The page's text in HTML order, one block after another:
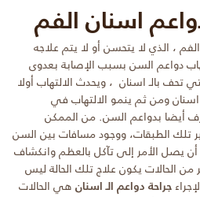
اسنان الفم
، الذي لا يتحسن أو لا يتم علاجه
دواعم السن بسبب الإصابة بعدوى
تحف بالـ اسنان ، ويحدث الالتهاب أولا
ومن ثم ينمو الالتهاب في
أيضا بدواعم السن. من الممكن
تلك الطبقات، ووجود مسافات بين السن
يصل الأمر إلى تآكل بالعظم وانكشاف
من الحالات يكون علاج تلك الحالة ليس
جراحة دواعم الـ اسنان هي الحالات